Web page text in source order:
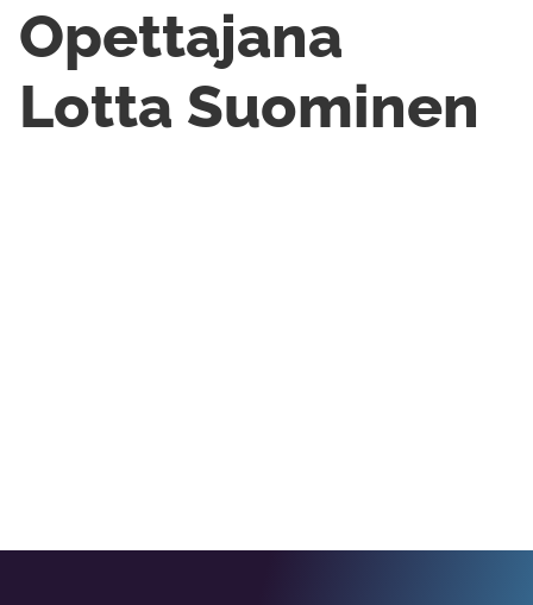
Opettajana
Lotta Suominen